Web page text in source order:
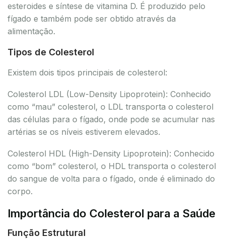
esteroides e síntese de vitamina D. É produzido pelo
fígado e também pode ser obtido através da
alimentação.
Tipos de Colesterol
Existem dois tipos principais de colesterol:
Colesterol LDL (Low-Density Lipoprotein): Conhecido
como “mau” colesterol, o LDL transporta o colesterol
das células para o fígado, onde pode se acumular nas
artérias se os níveis estiverem elevados.
Colesterol HDL (High-Density Lipoprotein): Conhecido
como “bom” colesterol, o HDL transporta o colesterol
do sangue de volta para o fígado, onde é eliminado do
corpo.
Importância do Colesterol para a Saúde
Função Estrutural